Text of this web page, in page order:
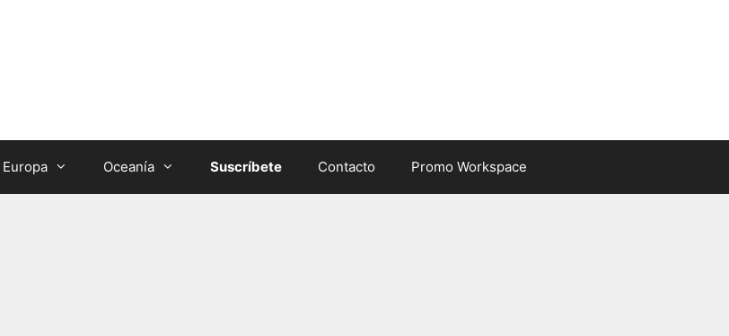
Europa Oceanía Suscríbete Contacto Promo Workspace